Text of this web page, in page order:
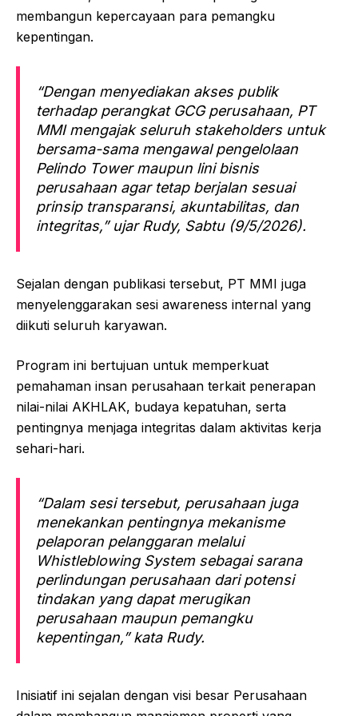
membangun kepercayaan para pemangku
kepentingan.
“Dengan menyediakan akses publik
terhadap perangkat GCG perusahaan, PT
MMI mengajak seluruh stakeholders untuk
bersama-sama mengawal pengelolaan
Pelindo Tower maupun lini bisnis
perusahaan agar tetap berjalan sesuai
prinsip transparansi, akuntabilitas, dan
integritas,” ujar Rudy, Sabtu (9/5/2026).
Sejalan dengan publikasi tersebut, PT MMI juga
menyelenggarakan sesi awareness internal yang
diikuti seluruh karyawan.
Program ini bertujuan untuk memperkuat
pemahaman insan perusahaan terkait penerapan
nilai-nilai AKHLAK, budaya kepatuhan, serta
pentingnya menjaga integritas dalam aktivitas kerja
sehari-hari.
“Dalam sesi tersebut, perusahaan juga
menekankan pentingnya mekanisme
pelaporan pelanggaran melalui
Whistleblowing System sebagai sarana
perlindungan perusahaan dari potensi
tindakan yang dapat merugikan
perusahaan maupun pemangku
kepentingan,” kata Rudy.
Inisiatif ini sejalan dengan visi besar Perusahaan